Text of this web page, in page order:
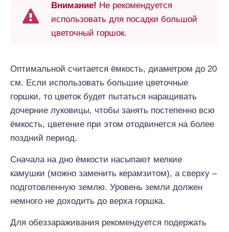
Внимание! Не рекомендуется
использовать для посадки большой
цветочный горшок.
Оптимальной считается ёмкость, диаметром до 20
см. Если использовать большие цветочные
горшки, то цветок будет пытаться наращивать
дочерние луковицы, чтобы занять постепенно всю
ёмкость, цветение при этом отодвинется на более
поздний период.
Сначала на дно ёмкости насыпают мелкие
камушки (можно заменить керамзитом), а сверху –
подготовленную землю. Уровень земли должен
немного не доходить до верха горшка.
Для обеззараживания рекомендуется подержать